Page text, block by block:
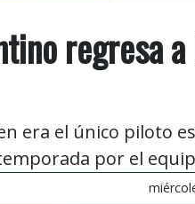
regresa
era el único piloto
por el